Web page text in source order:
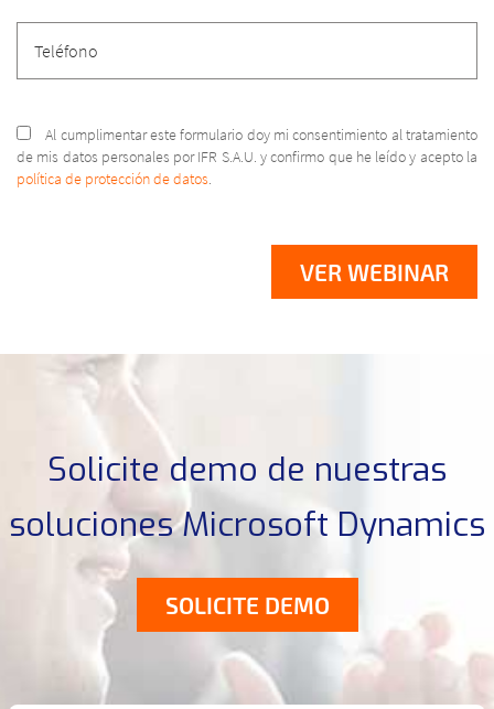
Al cumplimentar este formulario doy mi consentimiento al tratamiento
de mis datos personales por IFR S.A.U. y confirmo que he leído y acepto la
política de protección de datos.
Solicite demo de nuestras
soluciones Microsoft Dynamics
SOLICITE DEMO